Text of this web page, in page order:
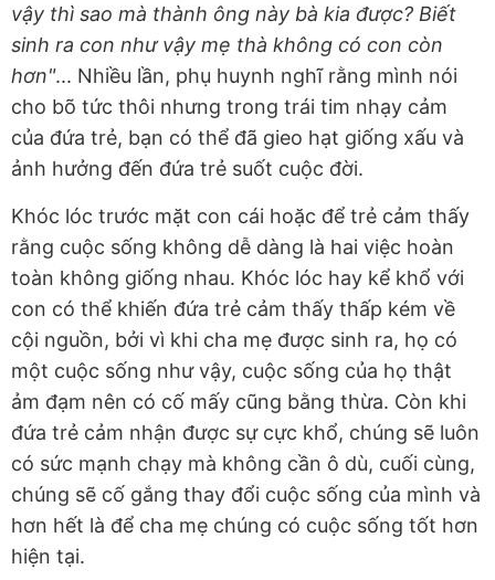
vậy thì sao mà thành ông này bà kia được? Biết
sinh ra con như vậy mẹ thà không có con còn
hơn"... Nhiều lần, phụ huynh nghĩ rằng mình nói
cho bõ tức thôi nhưng trong trái tim nhạy cảm
của đứa trẻ, bạn có thể đã gieo hạt giống xấu và
ảnh hưởng đến đứa trẻ suốt cuộc đời.
Khóc lóc trước mặt con cái hoặc để trẻ cảm thấy
rằng cuộc sống không dễ dàng là hai việc hoàn
toàn không giống nhau. Khóc lóc hay kể khổ với
con có thể khiến đứa trẻ cảm thấy thấp kém về
cội nguồn, bởi vì khi cha mẹ được sinh ra, họ có
một cuộc sống như vậy, cuộc sống của họ thật
ảm đạm nên có cố mấy cũng bằng thừa. Còn khi
đứa trẻ cảm nhận được sự cực khổ, chúng sẽ luôn
có sức mạnh chạy mà không cần ô dù, cuối cùng,
chúng sẽ cố gắng thay đổi cuộc sống của mình và
hơn hết là để cha mẹ chúng có cuộc sống tốt hơn
hiện tại.